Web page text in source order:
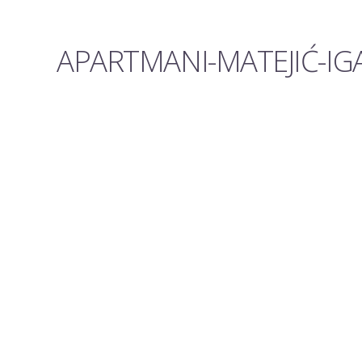
APARTMANI-MATEJIĆ-